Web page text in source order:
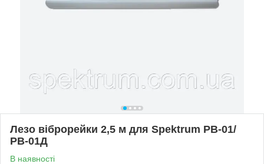
Лезо віброрейки 2,5 м для Spektrum РВ-01/
РВ-01Д
В наявності